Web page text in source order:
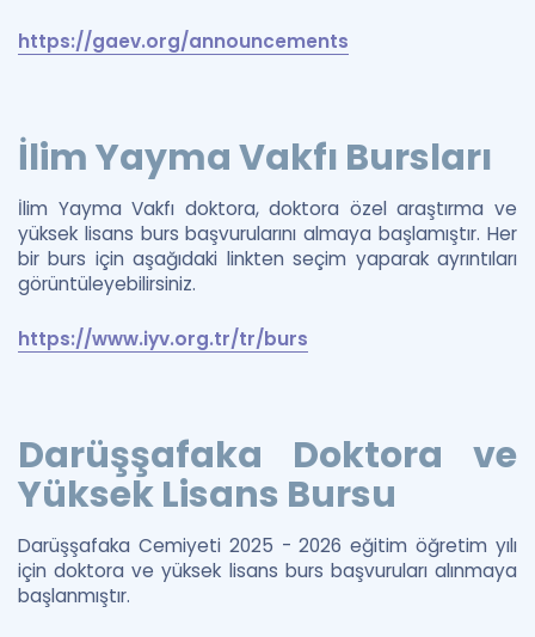
https://gaev.org/announcements
İlim Yayma Vakfı Bursları
İlim Yayma Vakfı doktora, doktora özel araştırma ve
yüksek lisans burs başvurularını almaya başlamıştır. Her
bir burs için aşağıdaki linkten seçim yaparak ayrıntıları
görüntüleyebilirsiniz.
https://www.iyv.org.tr/tr/burs
Darüşşafaka Doktora ve
Yüksek Lisans Bursu
Darüşşafaka Cemiyeti 2025 - 2026 eğitim öğretim yılı
için doktora ve yüksek lisans burs başvuruları alınmaya
başlanmıştır.